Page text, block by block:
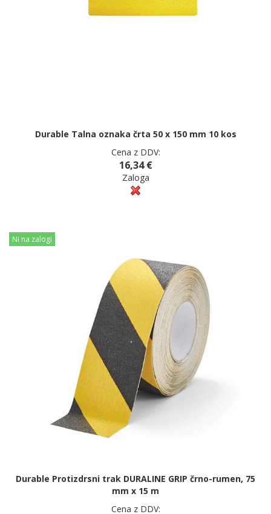
Durable Talna oznaka črta 50 x 150 mm 10 kos
Cena z DDV:
16,34 €
Zaloga
Ni na zalogi
Durable Protizdrsni trak DURALINE GRIP črno-rumen, 75
mm x 15 m
Cena z DDV: